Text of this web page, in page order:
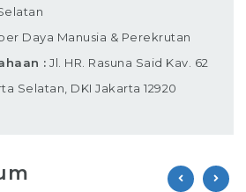
Daya Manusia & Perekrutan
Jl. HR. Rasuna Said Kav. 62
Selatan, DKI Jakarta 12920